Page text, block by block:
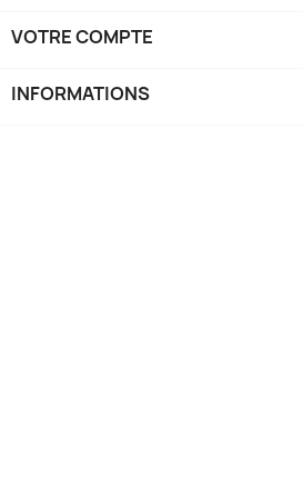
VOTRE COMPTE
INFORMATIONS